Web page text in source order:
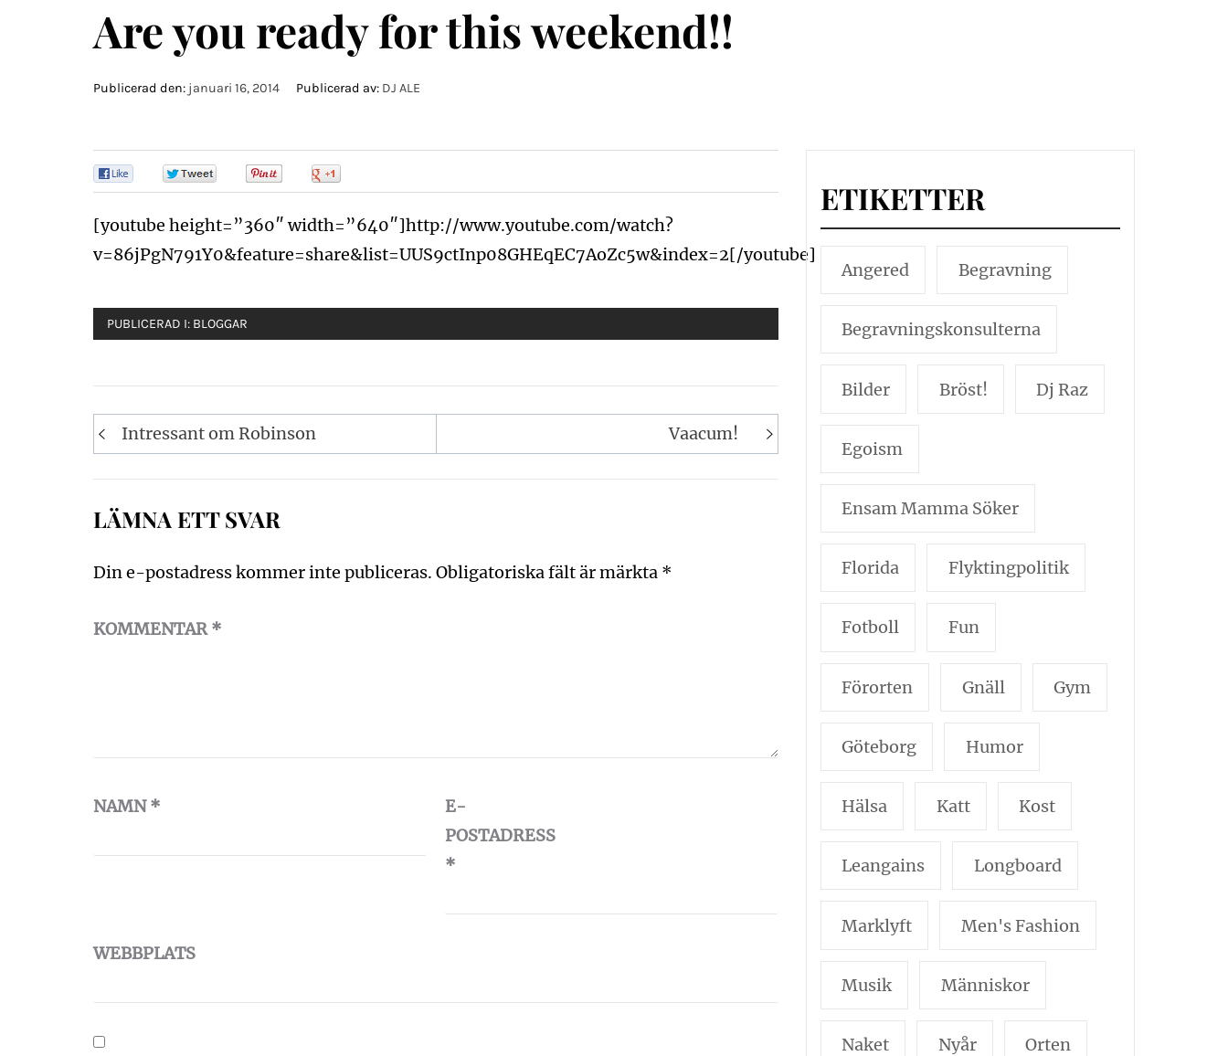
Are you ready for this weekend!!
Publicerad den: januari 16, 2014 Publicerad av: DJ ALE
[youtube height=”360″ width=”640″]http://www.youtube.com/watch?
v=86jPgN791Y0&feature=share&list=UUS9ctInp08GHEqEC7AoZc5w&index=2[/youtube]
PUBLICERAD I: BLOGGAR
Inläggsnavigering
Intressant om Robinson Vaacum!
LÄMNA ETT SVAR
Din e-postadress kommer inte publiceras. Obligatoriska fält är märkta *
KOMMENTAR*
NAMN*
E-
POSTADRESS
*
WEBBPLATS
ETIKETTER
Angered Begravning
Begravningskonsulterna
Bilder Bröst! Dj Raz
Egoism
Ensam Mamma Söker
Florida Flyktingpolitik
Fotboll Fun
Förorten Gnäll Gym
Göteborg Humor
Hälsa Katt Kost
Leangains Longboard
Marklyft Men's Fashion
Musik Människor
Naket Nyår Orten